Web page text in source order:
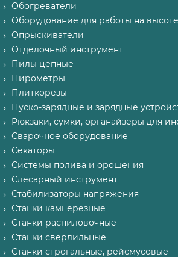
Обогреватели
Оборудование для работы на высоте
Опрыскиватели
Отделочный инструмент
Пилы цепные
Пирометры
Плиткорезы
Пуско-зарядные и зарядные
Рюкзаки, сумки, органайзеры для
Сварочное оборудование
Секаторы
Системы полива и орошения
Слесарный инструмент
Стабилизаторы напряжения
Станки камнерезные
Станки распиловочные
Станки сверлильные
Станки строгальные, рейсмусовые